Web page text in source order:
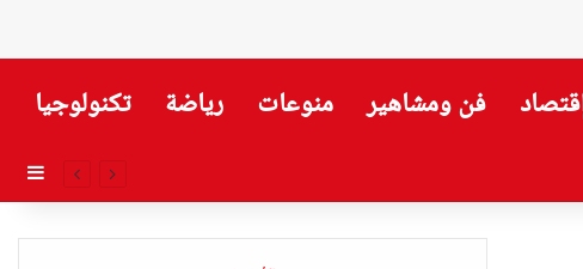
فن ومشاهير منوعات رياضة تكنولوجيا